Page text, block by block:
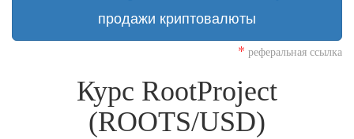
продажи криптовалюты
* реферальная ссылка
Курс RootProject
(ROOTS/USD)